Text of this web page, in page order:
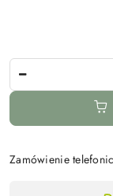
Zamówienie